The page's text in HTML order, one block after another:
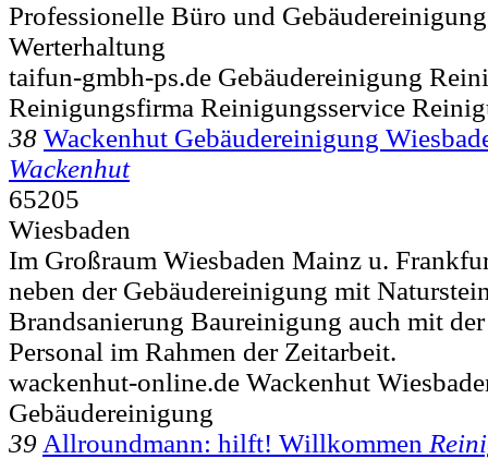
Professionelle Büro und
Werterhaltung
taifun-gmbh-ps.de Gebäudereinigung
Reinigungsfirma Reinigungsservice
38 Wackenhut Gebäudereinigung
Wackenhut
65205
Wiesbaden
Im Großraum Wiesbaden Mainz u.
neben der Gebäudereinigung mit
Brandsanierung Baureinigung auch mit
Personal im Rahmen der Zeitarbeit.
wackenhut-online.de Wackenhut
Gebäudereinigung
39 Allroundmann: hilft! Willkommen